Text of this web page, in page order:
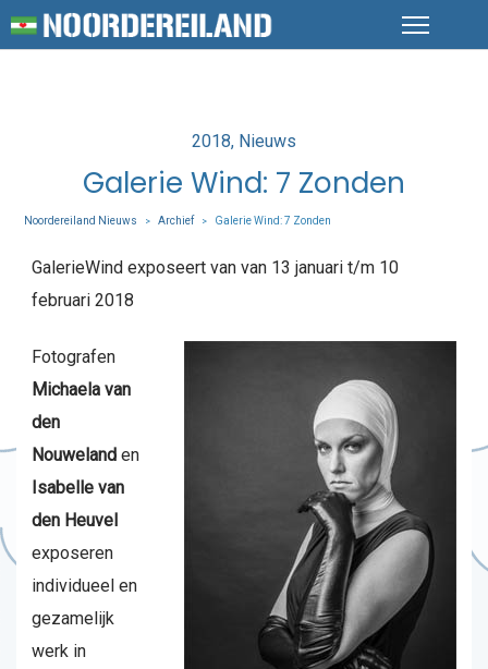
Posted
in
2018 Nieuws
Galerie Wind: 7 Zonden
Noordereiland Nieuws > Archief > Galerie Wind: 7 Zonden
GalerieWind exposeert van van 13 januari t/m 10
februari 2018
Fotografen
Michaela van
den
Nouweland en
Isabelle van
den Heuvel
exposeren
individueel en
gezamelijk
werk in